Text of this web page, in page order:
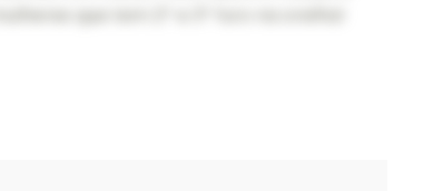
mulheres que tem 2º e 3º furo na orelha!